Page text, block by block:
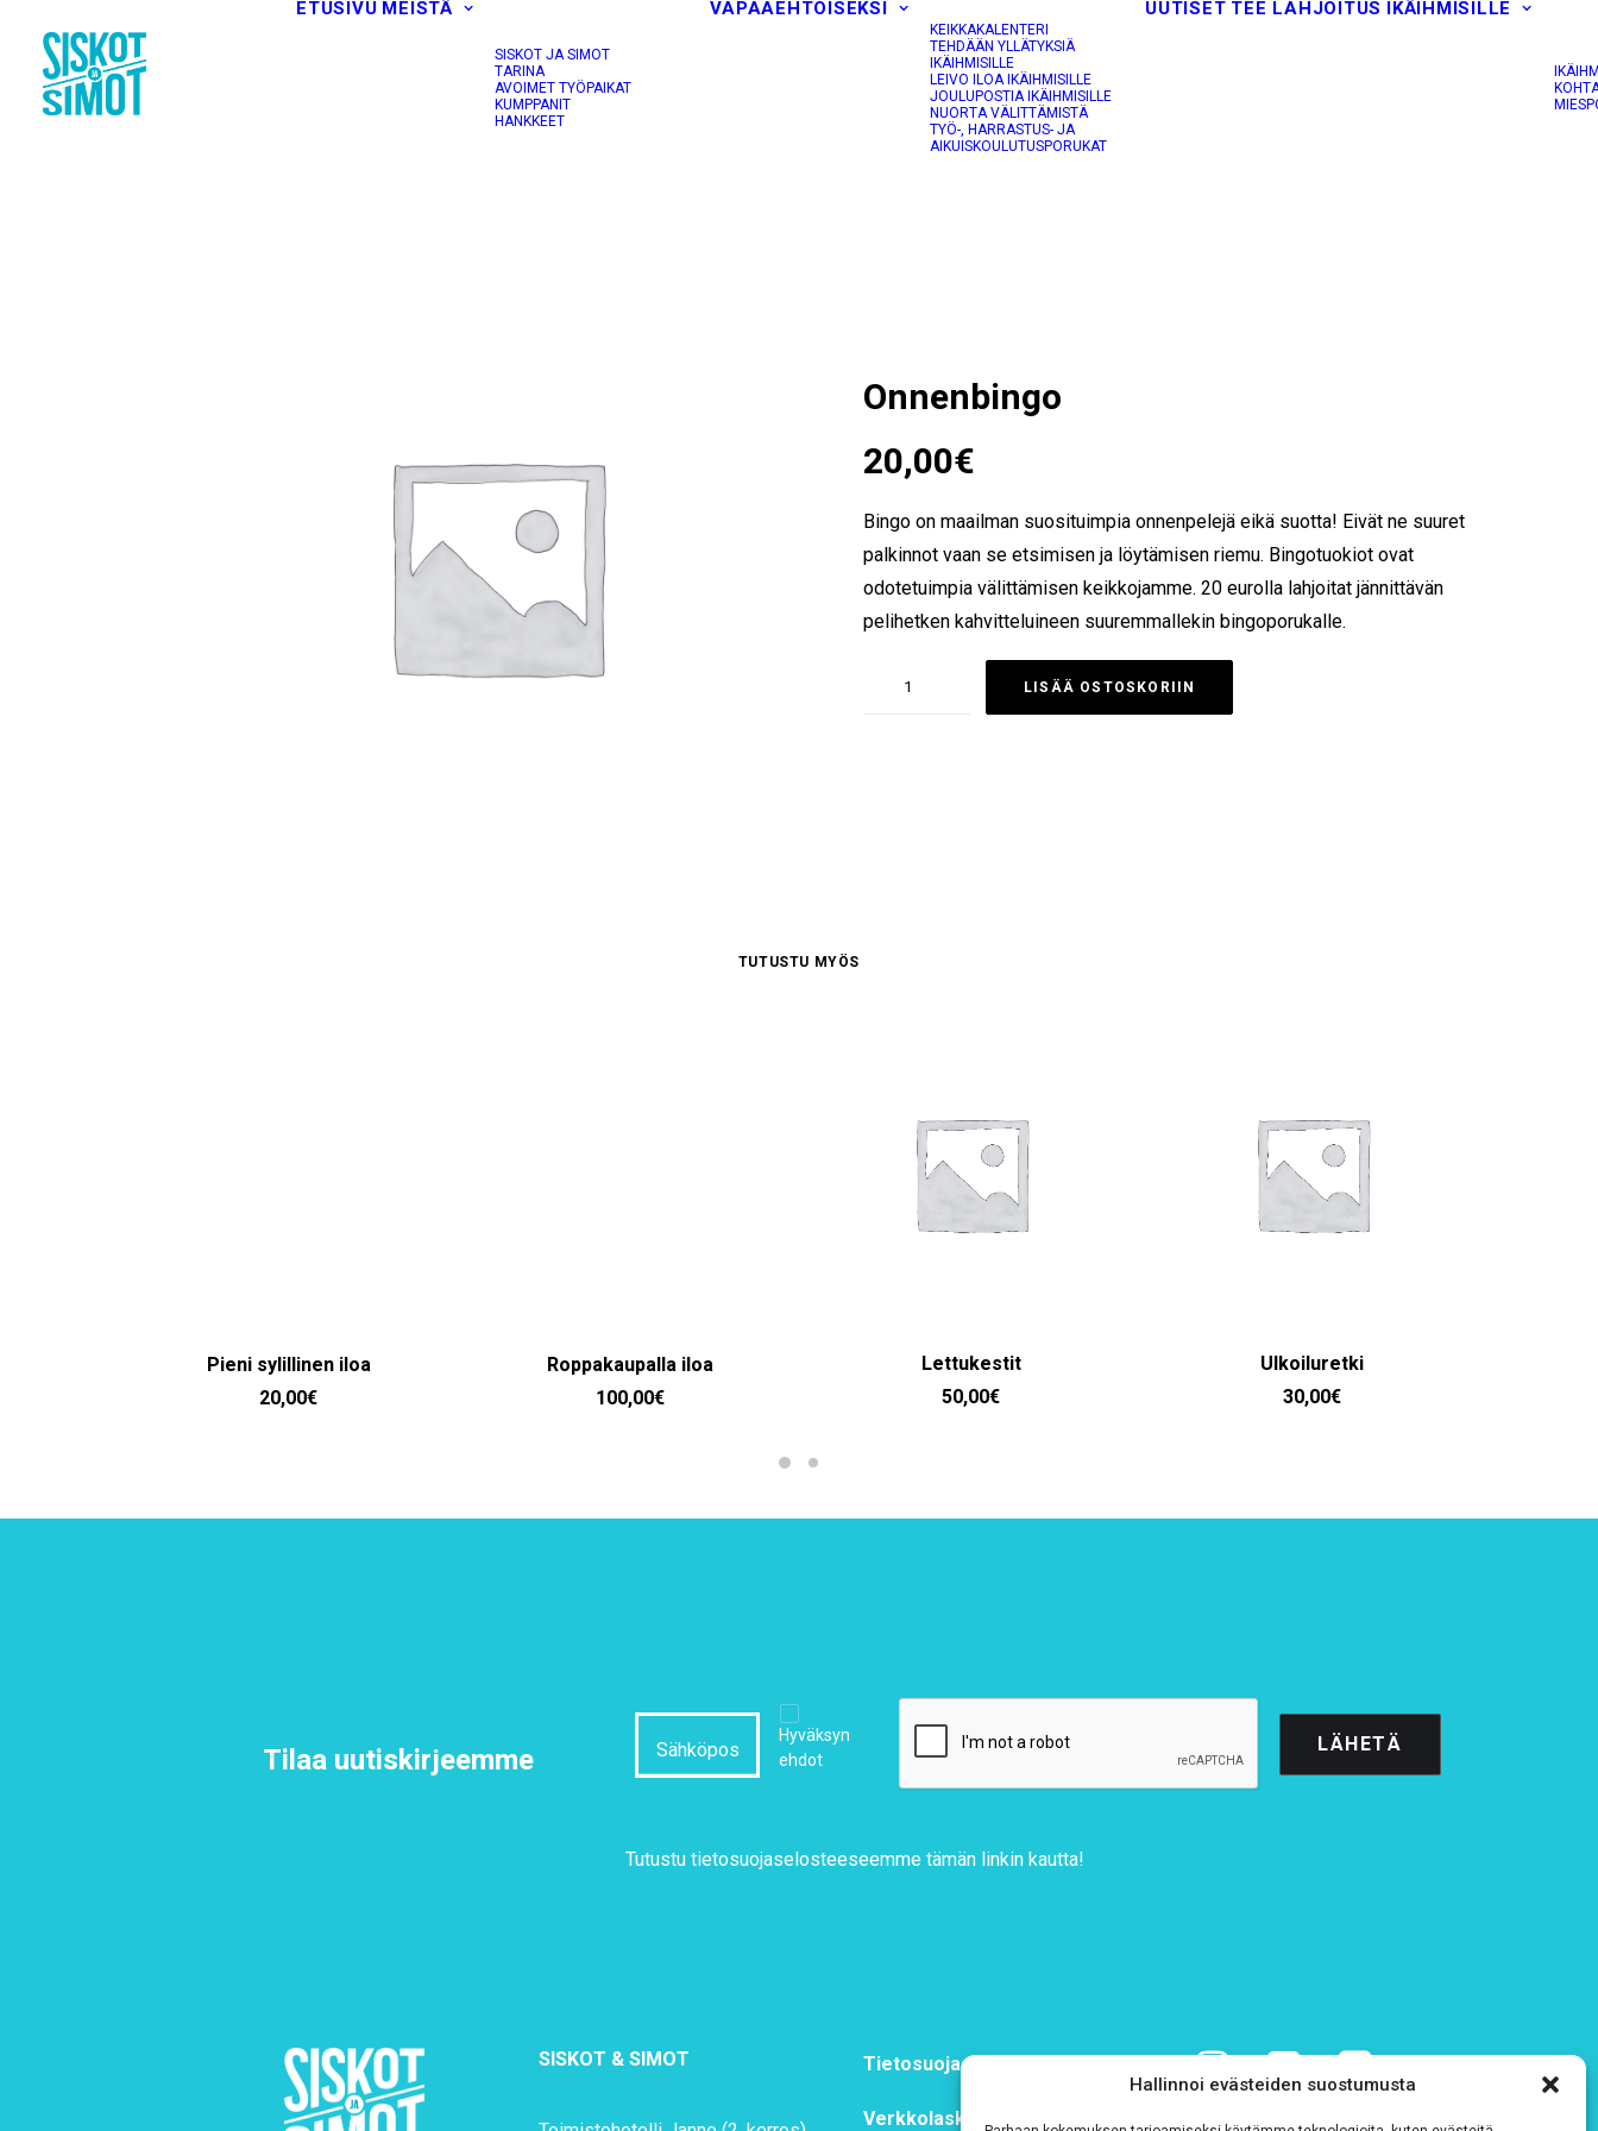
Hallinnoi evästeiden suostumusta
ETUSIVU MEISTÄ
SISKOT JA SIMOT
TARINA
AVOIMET TYÖPAIKAT
KUMPPANIT
HANKKEET
VAPAAEHTOISEKSI
KEIKKAKALENTERI
TEHDÄÄN YLLÄTYKSIÄ
IKÄIHMISILLE
LEIVO ILOA IKÄIHMISILLE
JOULUPOSTIA IKÄIHMISILLE
NUORTA VÄLITTÄMISTÄ
TYÖ-, HARRASTUS- JA
AIKUISKOULUTUSPORUKAT
UUTISET TEE LAHJOITUS IKÄIHMISILLE
Onnenbingo
20,00€
Bingo on maailman suosituimpia onnenpelejä eikä suotta! Eivät ne suuret
palkinnot vaan se etsimisen ja löytämisen riemu. Bingotuokiot ovat
odotetuimpia välittämisen keikkojamme. 20 eurolla lahjoitat jännittävän
pelihetken kahvitteluineen suuremmallekin bingoporukalle.
Onnenbingo
LISÄÄ OSTOSKORIIN
TUTUSTU MYÖS
LISÄÄ OSTOSKORIIN
Pieni sylillinen iloa
20,00€
LISÄÄ OSTOSKORIIN
Roppakaupalla iloa
100,00€
LISÄÄ OSTOSKORIIN
Lettukestit
50,00€
LISÄÄ OSTOSKORIIN
Ulkoiluretki
30,00€
Tilaa uutiskirjeemme
Hyväksyn
ehdot
Tutustu tietosuojaselosteeseemme tämän linkin kautta!
SISKOT & SIMOT Tietosuojaseloste
Verkkolaskutustiedot